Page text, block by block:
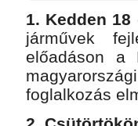
1. Kedden 18
járművek
előadáson a
foglalkozás